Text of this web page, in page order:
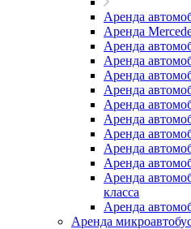
Аренда
Аренда
Аренда
Аренда
Аренда
Аренда
Аренда
Аренда
Аренда
Аренда
Аренда
Аренда
класса
Аренда
Аренда